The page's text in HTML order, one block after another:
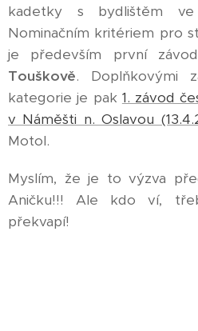
kadetky s bydlištěm ve
Nominačním kritériem pro
je především první
Touškově. Doplňkovými
kategorie je pak 1. závod
v Náměšti n. Oslavou
Motol.
Myslím, že je to výzva
Aničku!!! Ale kdo ví,
překvapí!